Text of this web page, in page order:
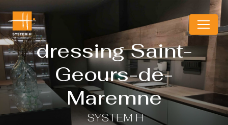
dressing Saint-
Geours-de-
Maremne
SYSTEM H
Panneau de gestion des cookies